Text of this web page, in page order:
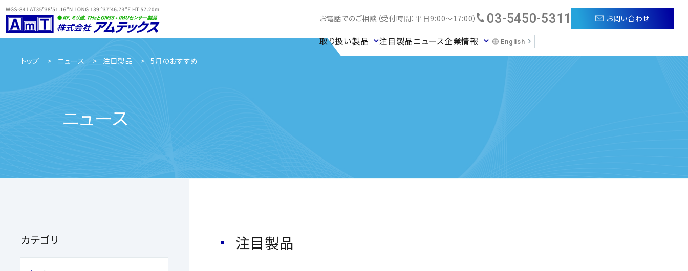
お電話でのご相談（受付時間：平日9:00～17:00） 03-5450-5311 お問い合わせ
取り扱い製品 注目製品ニュース企業情報 English
トップ ニュース 注目製品 5月のおすすめ
ニュース
注目製品
カテゴリ